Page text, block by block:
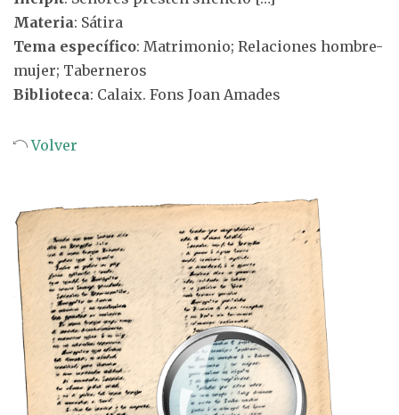
Materia: Sátira
Tema específico: Matrimonio; Relaciones hombre-
mujer; Taberneros
Biblioteca: Calaix. Fons Joan Amades
Volver